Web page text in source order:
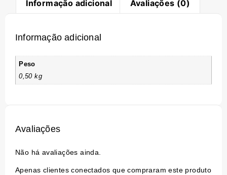
Informação adicional Avaliações (0)
Informação adicional
Peso
0,50 kg
Avaliações
Não há avaliações ainda.
Apenas clientes conectados que compraram este produto